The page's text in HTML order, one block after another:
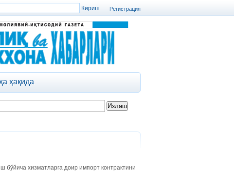
Регистрация
ҳақида
хизматларга доир импорт контрактини